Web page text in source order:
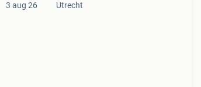
3 aug 26 Utrecht